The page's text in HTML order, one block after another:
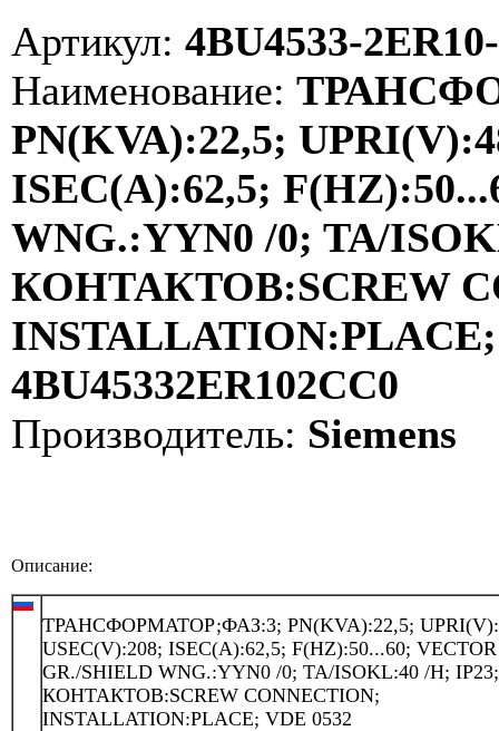
Артикул: 4BU4533-
Наименование:
PN(KVA):22,5;
ISEC(A):62,5;
WNG.:YYN0 /0; TA/
КОНТАКТОВ:SCREW
INSTALLATION:PLACE;
4BU45332ER102CC0
Производитель: Siemens
Описание:
ТРАНСФОРМАТОР;ФАЗ:3; PN(KVA):22,5;
USEC(V):208; ISEC(A):62,5; F(HZ):50...60; VECTOR
GR./SHIELD WNG.:YYN0 /0; TA/ISOKL:40 /H;
КОНТАКТОВ:SCREW CONNECTION;
INSTALLATION:PLACE; VDE 0532